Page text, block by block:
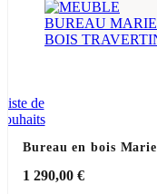
de
Bureau en bois Marie
1 290,00 €